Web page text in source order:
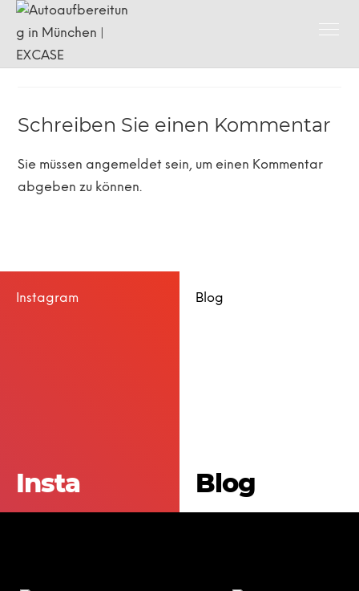
Schreiben Sie einen Kommentar
Sie müssen angemeldet sein, um einen Kommentar
abgeben zu können.
Instagram
Insta
Blog
Blog